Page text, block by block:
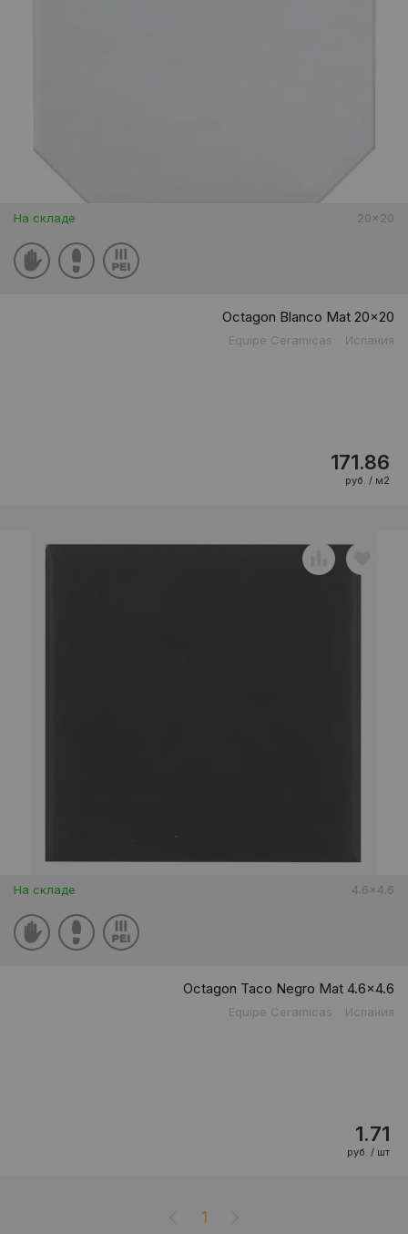
На складе 20x20
Octagon Blanco Mat 20x20
Equipe Ceramicas Испания
171.86
руб. / м2
На складе 4.6x4.6
Octagon Taco Negro Mat 4.6x4.6
Equipe Ceramicas Испания
1.71
руб. / шт
1